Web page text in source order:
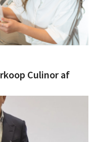
Culinor af